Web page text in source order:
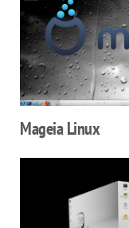
Mageia Linux